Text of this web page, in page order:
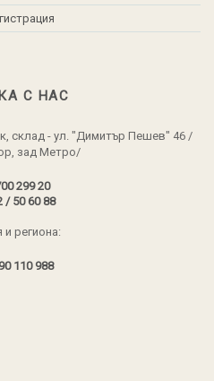
С НАС
склад - ул. "Димитър Пешев" 46 /
зад Метро/
299 20
/ 50 60 88
региона:
110 988